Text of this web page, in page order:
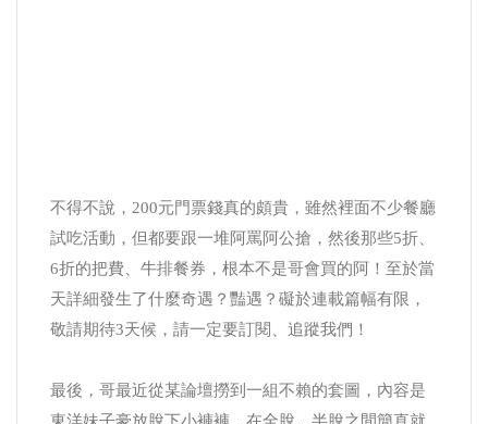
不得不說，200元門票錢真的頗貴，雖然裡面不少餐廳
試吃活動，但都要跟一堆阿罵阿公搶，然後那些5折、
6折的把費、牛排餐券，根本不是哥會買的阿！至於當
天詳細發生了什麼奇遇？豔遇？礙於連載篇幅有限，
敬請期待3天候，請一定要訂閱、追蹤我們！
最後，哥最近從某論壇撈到一組不賴的套圖，內容是